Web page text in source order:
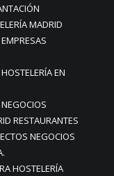
MADRID
EN
RESTAURANTES
NEGOCIOS
HOSTELERÍA